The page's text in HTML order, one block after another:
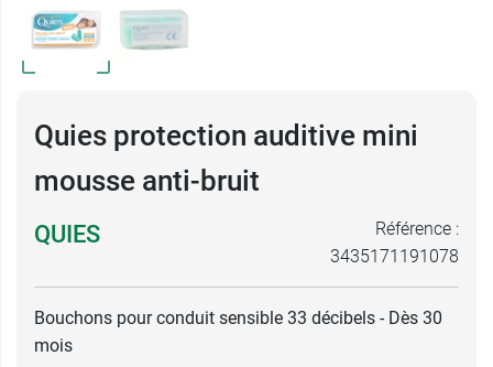
Quies protection auditive mini
mousse anti-bruit
QUIES
Référence :
3435171191078
Bouchons pour conduit sensible 33 décibels - Dès 30
mois